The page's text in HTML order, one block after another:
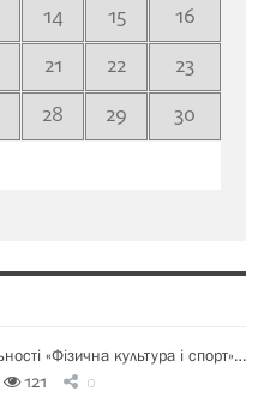
14 15
16
21 22
23
28 29
30
«Фізична культура і спорт»…
121 0